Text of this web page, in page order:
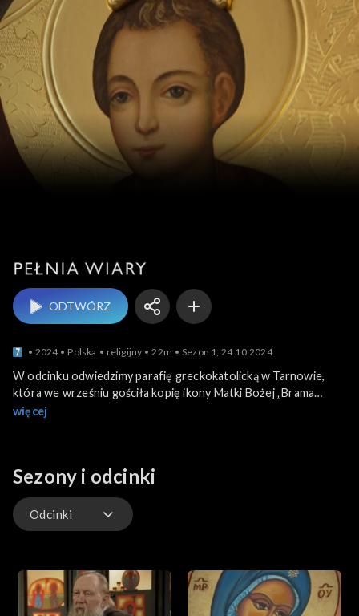
Pełnia Wiary
ODTWÓRZ
2024 Polska religijny 22m Sezon 1, 24.10.2024
W odcinku odwiedzimy parafię greckokatolicką w Tarnowie,
która we wrześniu gościła kopię ikony Matki Bożej „Brama
Miłosierdzia” w ramach peregrynacji. Usłyszymy opowieść o
koniec odwiedzimy Szprotawę, gdzie mieszkańcy walczyli z
powodzią.
więcej
Sezony i odcinki
Odcinki